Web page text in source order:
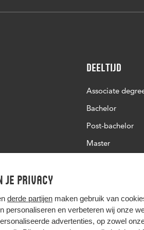
je privacy
derde partijen maken gebruik van
personaliseren en verbeteren wij onze
advertenties, op zowel
Deeltijd
Associate
Bachelor
Post-bachelor
Master